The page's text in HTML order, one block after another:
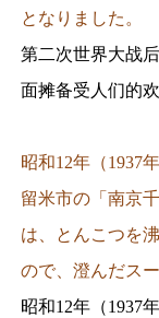
となりました。
第二次世界大战
面摊备受人们的欢
昭和12年（1937
留米市の「南京
は、とんこつを
ので、澄んだス
昭和12年（1937